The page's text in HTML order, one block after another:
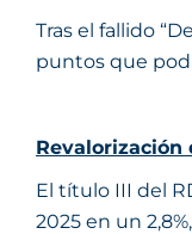
Tras el fallido
puntos que
Revalorización
El título III del
2025 en un